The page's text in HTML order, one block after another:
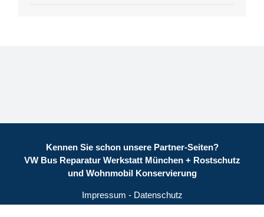
Kennen Sie schon unsere Partner-Seiten?
VW Bus Reparatur Werkstatt München+ Rostschutz
und Wohnmobil Konservierung
Impressum - Datenschutz
©2026 KFZ Hauser GmbH - Alle Rechte vorbehalten.